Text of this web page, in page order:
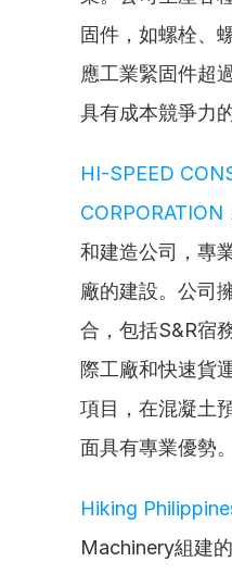
固件，如螺栓、
應工業緊固件超
具有成本競爭力
HI-SPEED
CORPORATION
和建造公司，專
廠的建設。公司
合，包括S&R宿
際工廠和快速貨
項目，在混凝土
面具有專業優勢。
Hiking
Machinery組建